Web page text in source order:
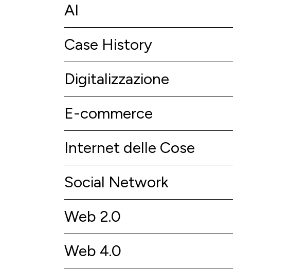
AI
Case History
Digitalizzazione
E-commerce
Internet delle Cose
Social Network
Web 2.0
Web 4.0